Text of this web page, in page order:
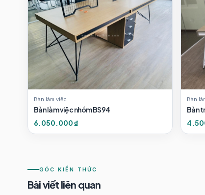
Bàn làm việc
Bàn làm việc nhóm BS94
6.050.000 ₫
Bàn
Bàn
GÓC KIẾN THỨC
Bài viết liên quan